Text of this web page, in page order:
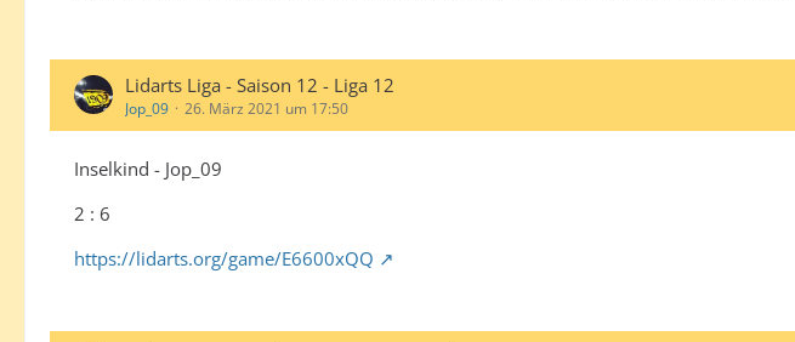
Lidarts Liga - Saison 12 - Liga 12
Jop_09 26. März 2021 um 17:50
Inselkind - Jop_09
2 : 6
https://lidarts.org/game/E6600xQQ